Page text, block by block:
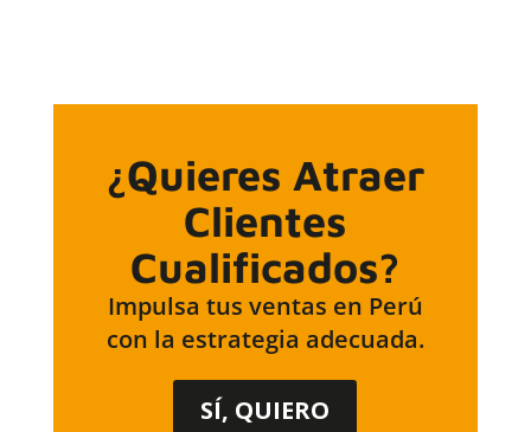
¿Quieres Atraer
Clientes
Cualificados?
Impulsa tus ventas en Perú
con la estrategia adecuada.
SÍ, QUIERO